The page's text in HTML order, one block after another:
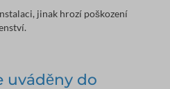
jinak hrozí poškození
uváděny do